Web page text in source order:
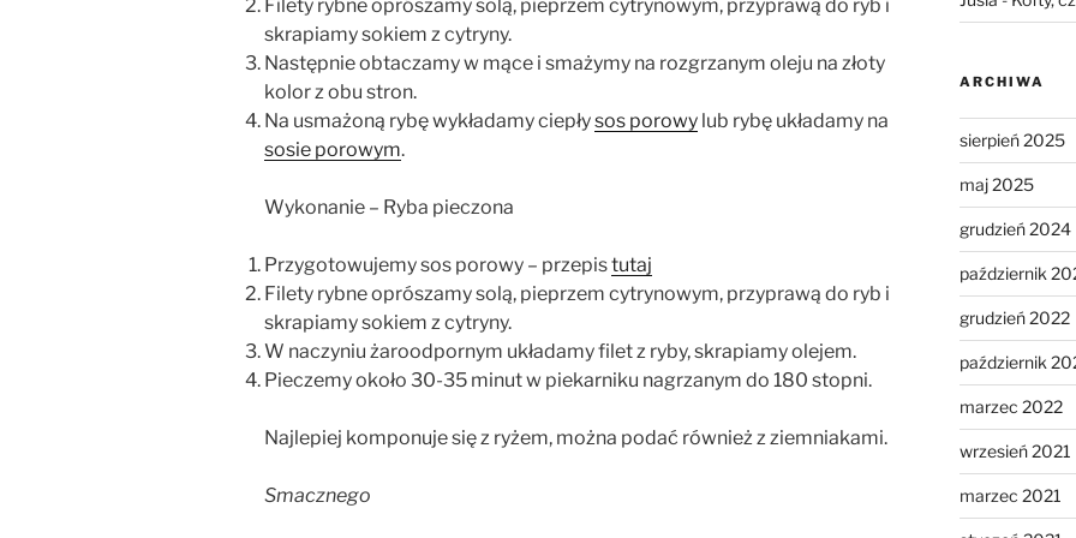
Filety rybne oprószamy solą, pieprzem cytrynowym, przyprawą do ryb i
skrapiamy sokiem z cytryny.
Następnie obtaczamy w mące i smażymy na rozgrzanym oleju na złoty
kolor z obu stron.
Na usmażoną rybę wykładamy ciepłysos porowy lub rybę układamy na
sosie porowym.
Wykonanie – Ryba pieczona
Przygotowujemy sos porowy – przepistutaj
Filety rybne oprószamy solą, pieprzem cytrynowym, przyprawą do ryb i
skrapiamy sokiem z cytryny.
W naczyniu żaroodpornym układamy filet z ryby, skrapiamy olejem.
Pieczemy około 30-35 minut w piekarniku nagrzanym do 180 stopni.
Najlepiej komponuje się z ryżem, można podać również z ziemniakami.
Smacznego
ARCHIWA
sierpień 2025
maj 2025
grudzień 2024
październik
grudzień 2022
październik
marzec 2022
wrzesień 2021
marzec 2021